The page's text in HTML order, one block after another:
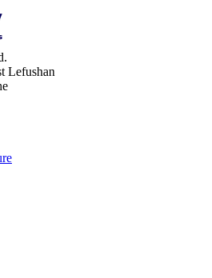
Lefushan